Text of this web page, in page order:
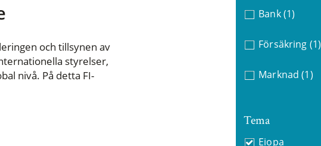
och tillsynen av
styrelser,
nivå. På detta FI-
Bank (1)
Försäkring (1)
Marknad (1)
Tema
Eiopa